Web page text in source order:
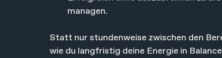
managen.
Statt nur stundenweise zwischen den
wie du langfristig deine Energie in